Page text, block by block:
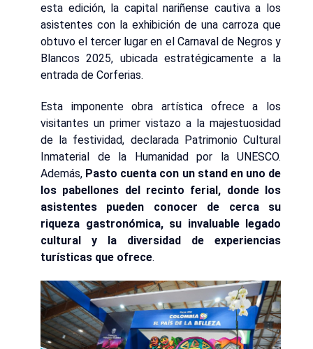
esta edición, la capital nariñense cautiva a los
asistentes con la exhibición de una carroza que
obtuvo el tercer lugar en el Carnaval de Negros y
Blancos 2025, ubicada estratégicamente a la
entrada de Corferias.
Esta imponente obra artística ofrece a los
visitantes un primer vistazo a la majestuosidad
de la festividad, declarada Patrimonio Cultural
Inmaterial de la Humanidad por la UNESCO.
Además, Pasto cuenta con un stand en uno de
los pabellones del recinto ferial, donde los
asistentes pueden conocer de cerca su
riqueza gastronómica, su invaluable legado
cultural y la diversidad de experiencias
turísticas que ofrece.